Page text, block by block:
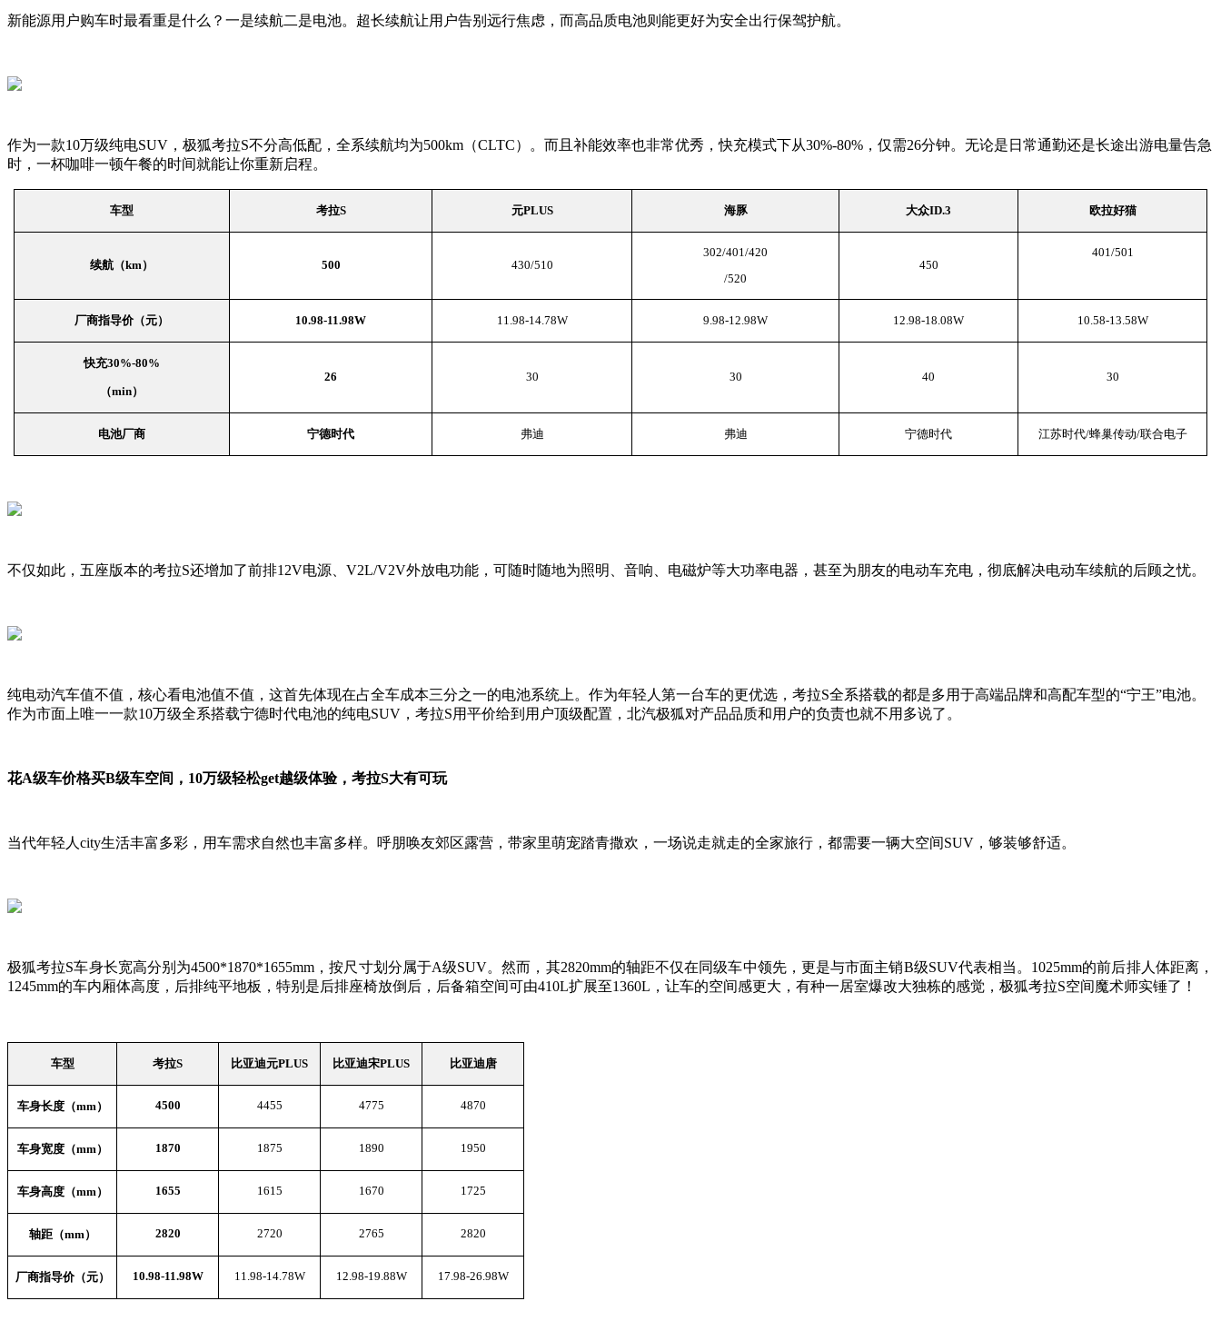
新能源用户购车时最看重是什么？一是续航二是电池。超长续航让用户告别远行焦虑，而高品质电池则能更好为安全出行保驾护航。
作为一款10万级纯电SUV，极狐考拉S不分高低配，全系续航均为500km（CLTC）。而且补能效率也非常优秀，快充模式下从30%-80%，仅需26分钟。无论是日常通勤还是长途出游电量告急
时，一杯咖啡一顿午餐的时间就能让你重新启程。
车型 考拉S 元PLUS 海豚 大众ID.3 欧拉好猫
续航（km） 500 430/510
302/401/420
/520
450
401/501
厂商指导价（元） 10.98-11.98W 11.98-14.78W 9.98-12.98W 12.98-18.08W 10.58-13.58W
快充30%-80%
（min）
26 30 30 40 30
电池厂商 宁德时代 弗迪 弗迪 宁德时代 江苏时代/蜂巢传动/联合电子
不仅如此，五座版本的考拉S还增加了前排12V电源、V2L/V2V外放电功能，可随时随地为照明、音响、电磁炉等大功率电器，甚至为朋友的电动车充电，彻底解决电动车续航的后顾之忧。
纯电动汽车值不值，核心看电池值不值，这首先体现在占全车成本三分之一的电池系统上。作为年轻人第一台车的更优选，考拉S全系搭载的都是多用于高端品牌和高配车型的“宁王”电池。
作为市面上唯一一款10万级全系搭载宁德时代电池的纯电SUV，考拉S用平价给到用户顶级配置，北汽极狐对产品品质和用户的负责也就不用多说了。
花A级车价格买B级车空间，10万级轻松get越级体验，考拉S大有可玩
当代年轻人city生活丰富多彩，用车需求自然也丰富多样。呼朋唤友郊区露营，带家里萌宠踏青撒欢，一场说走就走的全家旅行，都需要一辆大空间SUV，够装够舒适。
极狐考拉S车身长宽高分别为4500*1870*1655mm，按尺寸划分属于A级SUV。然而，其2820mm的轴距不仅在同级车中领先，更是与市面主销B级SUV代表相当。1025mm的前后排人体距离，
1245mm的车内厢体高度，后排纯平地板，特别是后排座椅放倒后，后备箱空间可由410L扩展至1360L，让车的空间感更大，有种一居室爆改大独栋的感觉，极狐考拉S空间魔术师实锤了！
车型 考拉S 比亚迪元PLUS 比亚迪宋PLUS 比亚迪唐
车身长度（mm） 4500 4455 4775 4870
车身宽度（mm） 1870 1875 1890 1950
车身高度（mm） 1655 1615 1670 1725
轴距（mm） 2820 2720 2765 2820
厂商指导价（元） 10.98-11.98W 11.98-14.78W 12.98-19.88W 17.98-26.98W